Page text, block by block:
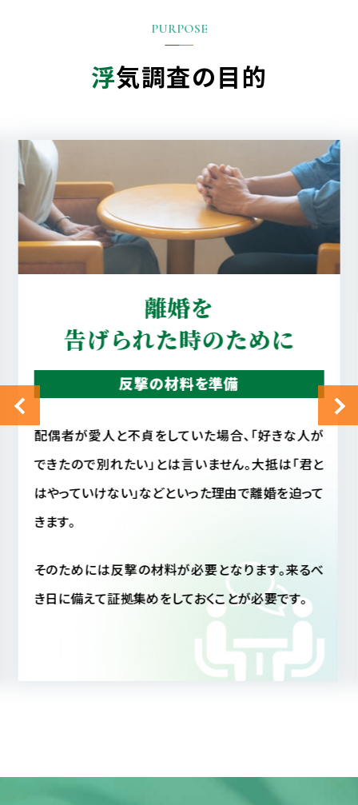
浮気調査の目的
真実を知りたい
配偶者の行動を確認
配偶者に不審を感じ、配偶者の行動が読めない場
合、相手がいま何をしているのか気になって気になっ
てしょうがない事と思います。
ません。仮に配偶者が不貞行動をとっていなかった
にしても、真実を知ることによって配偶者への信頼も